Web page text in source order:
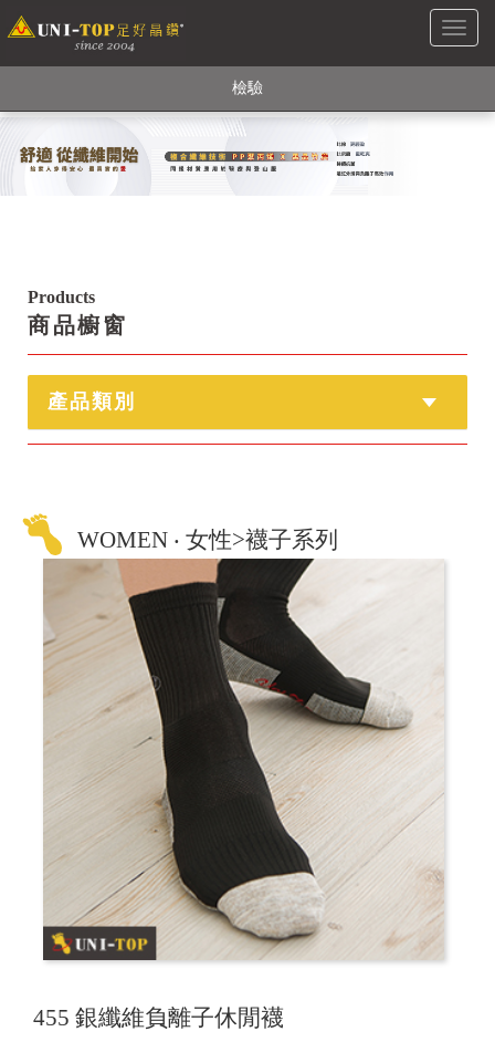
Toggle
銅銀鍺元素融合紗線，長效抗菌除臭! 全程MIT製造，通過多項國際
檢驗
【快來點我】H型銅銀纖維長效PP能量護膝! 支撐. 包覆感. 超透氣.
循環好
Products
商品櫥窗
產品類別
WOMEN ‧ 女性>襪子系列
455 銀纖維負離子休閒襪